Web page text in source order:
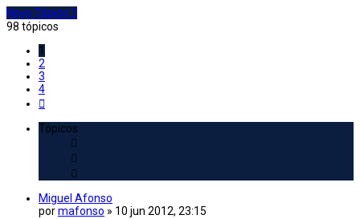
Novo Tópico
98 tópicos
1
2
3
4
Tópicos
Miguel Afonso
pormafonso » 10 jun 2012, 23:15